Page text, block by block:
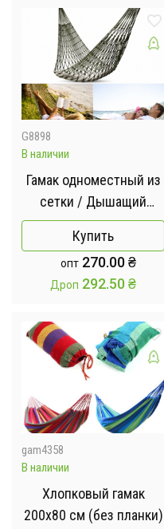
G8898
В наличии
Гамак одноместный из
сетки / Дышащий
портативный гамак для
кемпинга и походов /
Сетчатый гамак
Купить
опт 270.00₴
Дроп 292.50₴
gam4358
В наличии
Хлопковый гамак
200х80 см (без планки)